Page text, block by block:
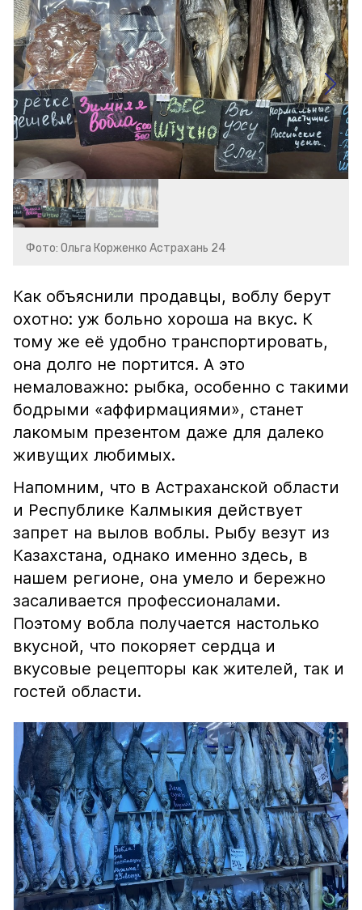
Фото: Ольга Корженко Астрахань 24
Как объяснили продавцы, воблу берут
охотно: уж больно хороша на вкус. К
тому же её удобно транспортировать,
она долго не портится. А это
немаловажно: рыбка, особенно с такими
бодрыми «аффирмациями», станет
лакомым презентом даже для далеко
живущих любимых.
Напомним, что в Астраханской области
и Республике Калмыкия действует
запрет на вылов воблы. Рыбу везут из
Казахстана, однако именно здесь, в
нашем регионе, она умело и бережно
засаливается профессионалами.
Поэтому вобла получается настолько
вкусной, что покоряет сердца и
вкусовые рецепторы как жителей, так и
гостей области.